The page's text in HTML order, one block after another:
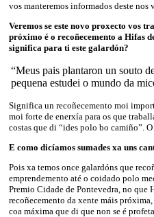
vos manteremos informados deste nos
Veremos se este novo proxecto vos
próximo é o recoñecemento a Hifas
significa para ti este galardón?
“Meus pais plantaron un souto
pequena estudei o mundo da
Significa un recoñecemento moi
moi forte de enerxía para os que
costas que di “ides polo bo camiño”. O
E como dicíamos sumades xa uns
Pois xa temos once galardóns que
emprendemento até o coidado polo
Premio Cidade de Pontevedra, no
recoñecemento da xente máis
coa máxima que di que non se é